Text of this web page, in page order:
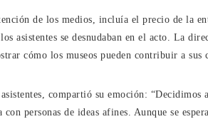
de los medios, incluía el precio de la
asistentes se desnudaban en el acto. La
cómo los museos pueden contribuir a sus
compartió su emoción:
personas de ideas afines. Aunque se